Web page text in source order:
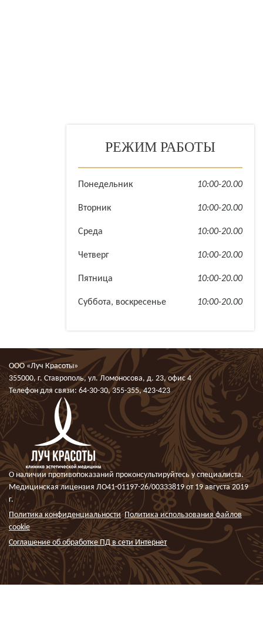
РЕЖИМ РАБОТЫ
Понедельник 10:00-20.00
Вторник 10:00-20.00
Среда 10:00-20.00
Четверг 10:00-20.00
Пятница 10:00-20.00
Суббота, воскресенье 10:00-20.00
ООО «Луч Красоты»
355000, г. Ставрополь, ул. Ломоносова, д. 23, офис 4
Телефон для связи: 64-30-30,355-355,423-423
О наличии противопоказаний проконсультируйтесь у специалиста.
Медицинская лицензия ЛО41-01197-26/00333819 от 19 августа 2019
г.
Политика конфиденциальности Политика использования файлов
cookie
Соглашение об обработке ПД в сети Интернет